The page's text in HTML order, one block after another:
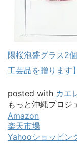
陽桜泡盛グラス2
工芸品を贈ります】
posted with カエ
もっと沖縄プロジ
Amazon
楽天市場
Yahooショッピン